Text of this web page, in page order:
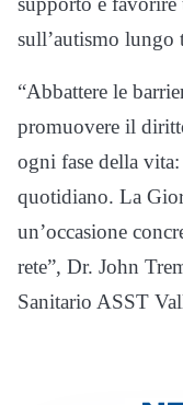
sull’autismo lungo
“Abbattere le
promuovere il
ogni fase della
quotidiano. La
un’occasione
rete”, Dr. John
Sanitario ASST